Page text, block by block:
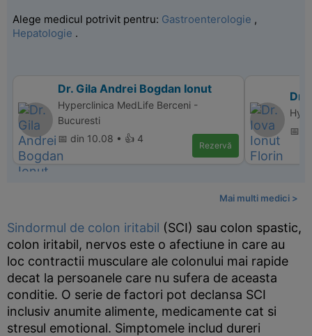
Alege medicul potrivit pentru: Gastroenterologie ,
Hepatologie .
Dr. Gila Andrei Bogdan Ionut
Hyperclinica MedLife Berceni -
Bucuresti
📅 din 10.08 • 👍 4
Rezervă
Dr.
📅
Mai multi medici >
Sindormul de colon iritabil (SCI) sau colon spastic,
colon iritabil, nervos este o afectiune in care au
loc contractii musculare ale colonului mai rapide
decat la persoanele care nu sufera de aceasta
conditie. O serie de factori pot declansa SCI
inclusiv anumite alimente, medicamente cat si
stresul emotional. Simptomele includ dureri